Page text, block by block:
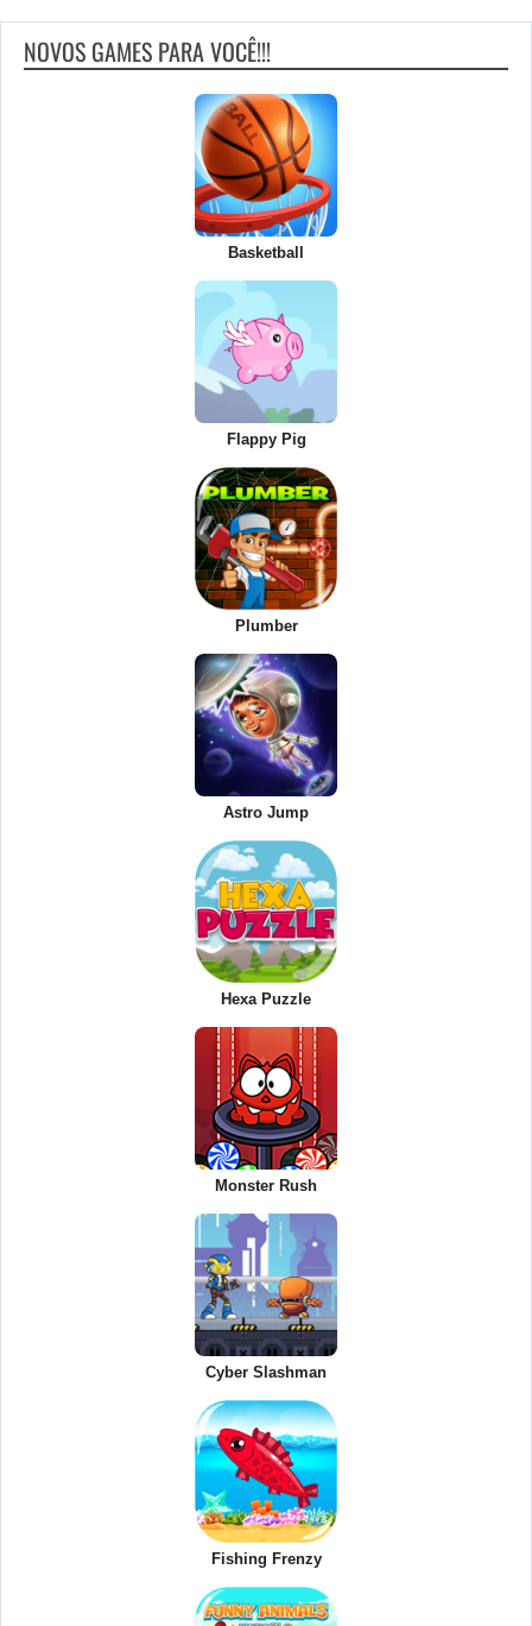
NOVOS GAMES PARA VOCÊ!!!
Basketball
Flappy Pig
Plumber
Astro Jump
Hexa Puzzle
Monster Rush
Cyber Slashman
Fishing Frenzy